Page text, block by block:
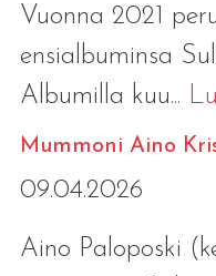
Vuonna 2021
ensialbuminsa
Albumilla kuu...
Mummoni Aino
09.04.2026
Aino Paloposki